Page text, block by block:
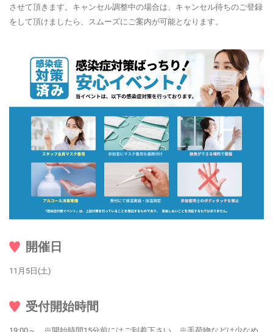
させて頂きます。キャンセル調整中の場合は、キャンセル待ちのご登録
をして頂けましたら、スムーズにご案内が可能となります。
開催日
11月5日(土)
受付開始時間